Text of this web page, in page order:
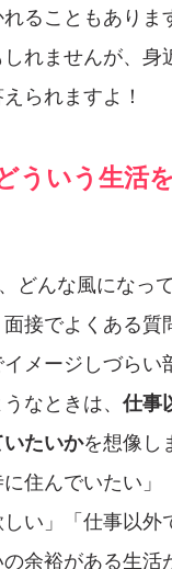
ることもありま
れませんが、身
られますよ！
ういう生活
どんな風になっ
接でよくある質
メージしづらい
なときは、 仕事
たいかを想像し
住んでいたい
い」「仕事以外
余裕がある生活